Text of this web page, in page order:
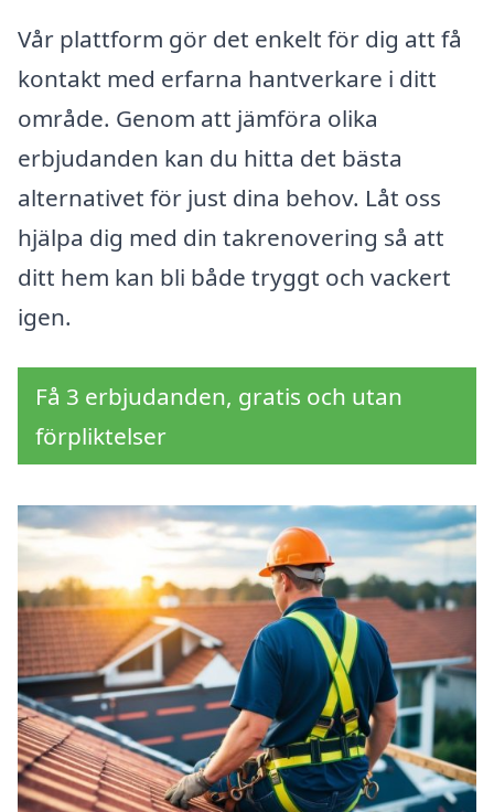
Vår plattform gör det enkelt för dig att få
kontakt med erfarna hantverkare i ditt
område. Genom att jämföra olika
erbjudanden kan du hitta det bästa
alternativet för just dina behov. Låt oss
hjälpa dig med din takrenovering så att
ditt hem kan bli både tryggt och vackert
igen.
Få 3 erbjudanden, gratis och utan
förpliktelser